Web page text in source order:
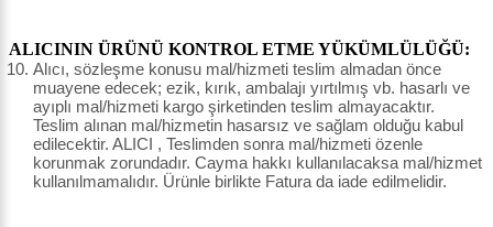
ALICININ ÜRÜNÜ KONTROL ETME YÜKÜMLÜLÜĞÜ:
Alıcı, sözleşme konusu mal/hizmeti teslim almadan önce
muayene edecek; ezik, kırık, ambalajı yırtılmış vb. hasarlı ve
ayıplı mal/hizmeti kargo şirketinden teslim almayacaktır.
Teslim alınan mal/hizmetin hasarsız ve sağlam olduğu kabul
edilecektir. ALICI , Teslimden sonra mal/hizmeti özenle
korunmak zorundadır. Cayma hakkı kullanılacaksa mal/hizmet
kullanılmamalıdır. Ürünle birlikte Fatura da iade edilmelidir.